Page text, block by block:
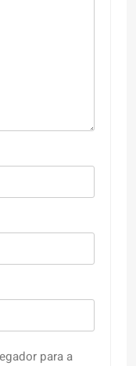
para a